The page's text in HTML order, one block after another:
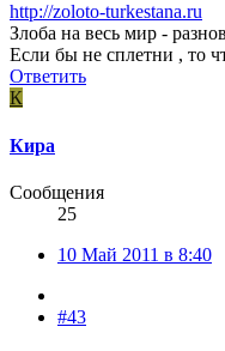
http://zoloto-turkestana.ru
Злоба на весь мир -
Если бы не сплетни , то
Ответить
К
Кира
Сообщения
25
10 Май 2011 в 8:40
#43